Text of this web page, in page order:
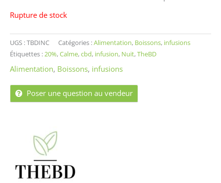
Rupture de stock
UGS :TBDINC Catégories :Alimentation, Boissons, infusions
Étiquettes :20%,Calme,cbd, infusion, Nuit,TheBD
Alimentation, Boissons, infusions
Poser une question au vendeur